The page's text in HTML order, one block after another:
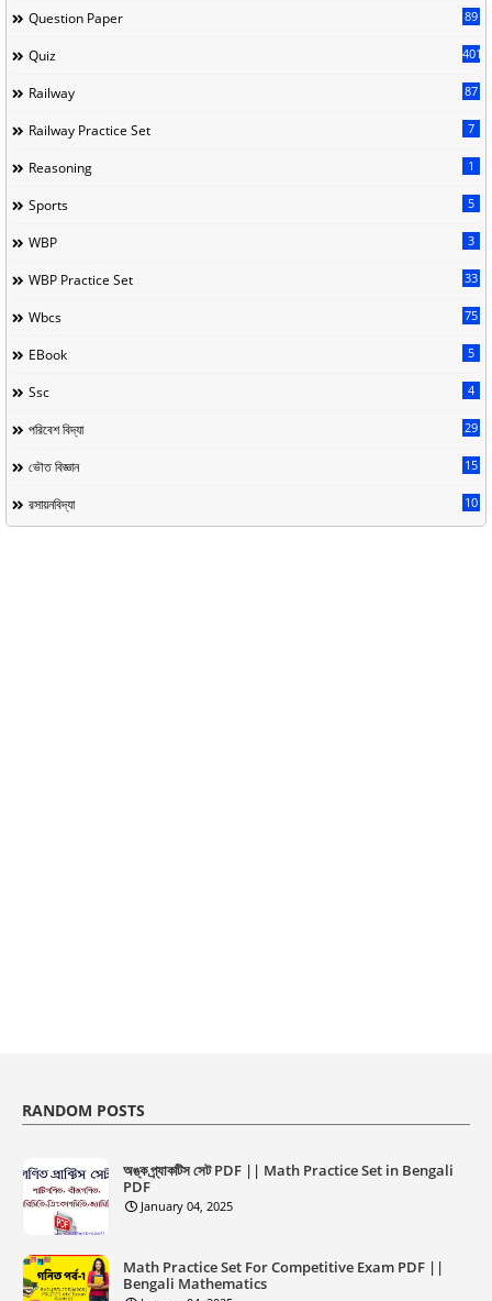
Question Paper 89
Quiz 401
Railway 87
Railway Practice Set 7
Reasoning 1
Sports 5
WBP 3
WBP Practice Set 33
Wbcs 75
EBook 5
Ssc 4
পরিবেশ বিদ্যা 29
ভৌত বিজ্ঞান 15
রসায়নবিদ্যা 10
RANDOM POSTS
অঙ্ক প্র্যাকটিস সেট PDF || Math Practice Set in Bengali
PDF
January 04, 2025
Math Practice Set For Competitive Exam PDF ||
Bengali Mathematics